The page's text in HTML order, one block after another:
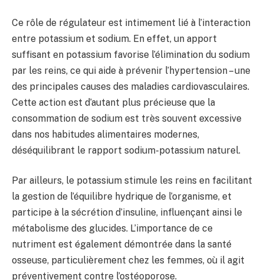
Ce rôle de régulateur est intimement lié à l’interaction
entre potassium et sodium. En effet, un apport
suffisant en potassium favorise l’élimination du sodium
par les reins, ce qui aide à prévenir l’hypertension – une
des principales causes des maladies cardiovasculaires.
Cette action est d’autant plus précieuse que la
consommation de sodium est très souvent excessive
dans nos habitudes alimentaires modernes,
déséquilibrant le rapport sodium-potassium naturel.
Par ailleurs, le potassium stimule les reins en facilitant
la gestion de l’équilibre hydrique de l’organisme, et
participe à la sécrétion d’insuline, influençant ainsi le
métabolisme des glucides. L’importance de ce
nutriment est également démontrée dans la santé
osseuse, particulièrement chez les femmes, où il agit
préventivement contre l’ostéoporose.